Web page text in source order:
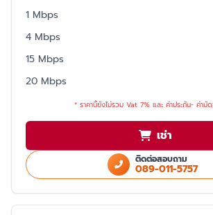
1 Mbps
4 Mbps
15 Mbps
20 Mbps
* ราคานี้ยังไม่รวม Vat 7% และ ค่าประกัน- ค่ามัด
เช่า
ติดต่อสอบถาม
089-011-5757